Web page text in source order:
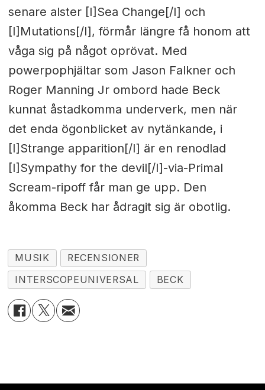
senare alster [I]Sea Change[/I] och
[I]Mutations[/I], förmår längre få honom att
våga sig på något oprövat. Med
powerpophjältar som Jason Falkner och
Roger Manning Jr ombord hade Beck
kunnat åstadkomma underverk, men när
det enda ögonblicket av nytänkande, i
[I]Strange apparition[/I] är en renodlad
[I]Sympathy for the devil[/I]-via-Primal
Scream-ripoff får man ge upp. Den
åkomma Beck har ådragit sig är obotlig.
MUSIK
RECENSIONER
INTERSCOPEUNIVERSAL
BECK